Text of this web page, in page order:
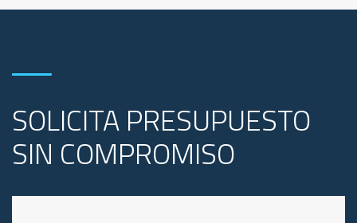
SOLICITA PRESUPUESTO
SIN COMPROMISO